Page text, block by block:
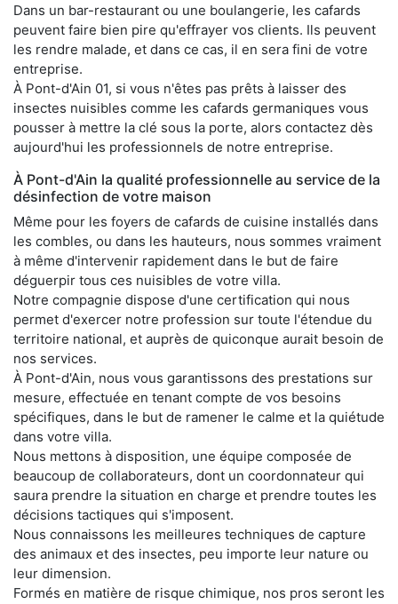
Dans un bar-restaurant ou une boulangerie, les cafards
peuvent faire bien pire qu'effrayer vos clients. Ils peuvent
les rendre malade, et dans ce cas, il en sera fini de votre
entreprise.
À Pont-d'Ain 01, si vous n'êtes pas prêts à laisser des
insectes nuisibles comme les cafards germaniques vous
pousser à mettre la clé sous la porte, alors contactez dès
aujourd'hui les professionnels de notre entreprise.
À Pont-d'Ain la qualité professionnelle au service de la
désinfection de votre maison
Même pour les foyers de cafards de cuisine installés dans
les combles, ou dans les hauteurs, nous sommes vraiment
à même d'intervenir rapidement dans le but de faire
déguerpir tous ces nuisibles de votre villa.
Notre compagnie dispose d'une certification qui nous
permet d'exercer notre profession sur toute l'étendue du
territoire national, et auprès de quiconque aurait besoin de
nos services.
À Pont-d'Ain, nous vous garantissons des prestations sur
mesure, effectuée en tenant compte de vos besoins
spécifiques, dans le but de ramener le calme et la quiétude
dans votre villa.
Nous mettons à disposition, une équipe composée de
beaucoup de collaborateurs, dont un coordonnateur qui
saura prendre la situation en charge et prendre toutes les
décisions tactiques qui s'imposent.
Nous connaissons les meilleures techniques de capture
des animaux et des insectes, peu importe leur nature ou
leur dimension.
Formés en matière de risque chimique, nos pros seront les